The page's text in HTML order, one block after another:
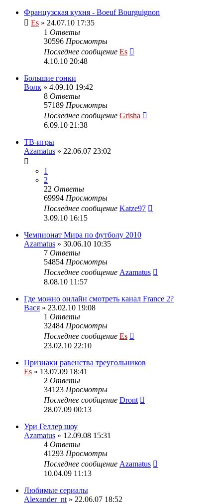
Французская кухня - Boeuf Bourguignon
Es » 24.07.10 17:35
1 Ответы
30596 Просмотры
Последнее сообщение Es
4.10.10 20:48
Большие гонки
Волк » 4.09.10 19:42
8 Ответы
57189 Просмотры
Последнее сообщение Grisha
6.09.10 21:38
ТВ-игры
Azamatus » 22.06.07 23:02
1
2
22 Ответы
69994 Просмотры
Последнее сообщение Katze97
3.09.10 16:15
Чемпионат Мира по футболу 2010
Azamatus » 30.06.10 10:35
7 Ответы
54854 Просмотры
Последнее сообщение Azamatus
8.08.10 11:57
Где можно онлайн смотреть канал France 2?
Вася » 23.02.10 19:08
1 Ответы
32484 Просмотры
Последнее сообщение Es
23.02.10 22:10
Признаки равенства треугольников
Es » 13.07.09 18:41
2 Ответы
34123 Просмотры
Последнее сообщение Dront
28.07.09 00:13
Ури Геллер шоу
Azamatus » 12.09.08 15:31
4 Ответы
41293 Просмотры
Последнее сообщение Azamatus
10.04.09 11:13
Любимые сериалы
Alexander_nt » 22.06.07 18:52